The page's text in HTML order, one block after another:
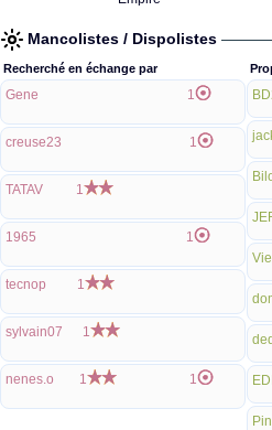
Mancolistes / Dispolistes
Recherché en échange par
Gene 1
creuse23 1
TATAV 1
1965 1
tecnop 1
sylvain07 1
nenes.o 1 1